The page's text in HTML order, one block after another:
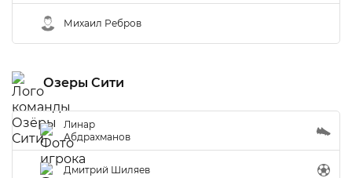
Михаил Ребров
Озеры Сити
Линар
Абдрахманов
Дмитрий Шиляев